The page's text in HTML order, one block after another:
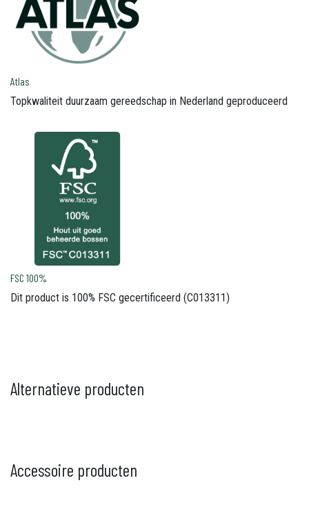
Atlas
Topkwaliteit duurzaam gereedschap in Nederland geproduceerd
FSC 100%
Dit product is 100% FSC gecertificeerd (C013311)
Alternatieve producten
Accessoire producten